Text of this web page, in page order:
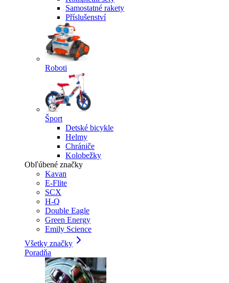
Samostatné rakety
Příslušenství
Roboti
Šport
Detské bicykle
Helmy
Chrániče
Kolobežky
Obľúbené značky
Kavan
E-Flite
SCX
H-Q
Double Eagle
Green Energy
Emily Science
Všetky značky
Poradňa